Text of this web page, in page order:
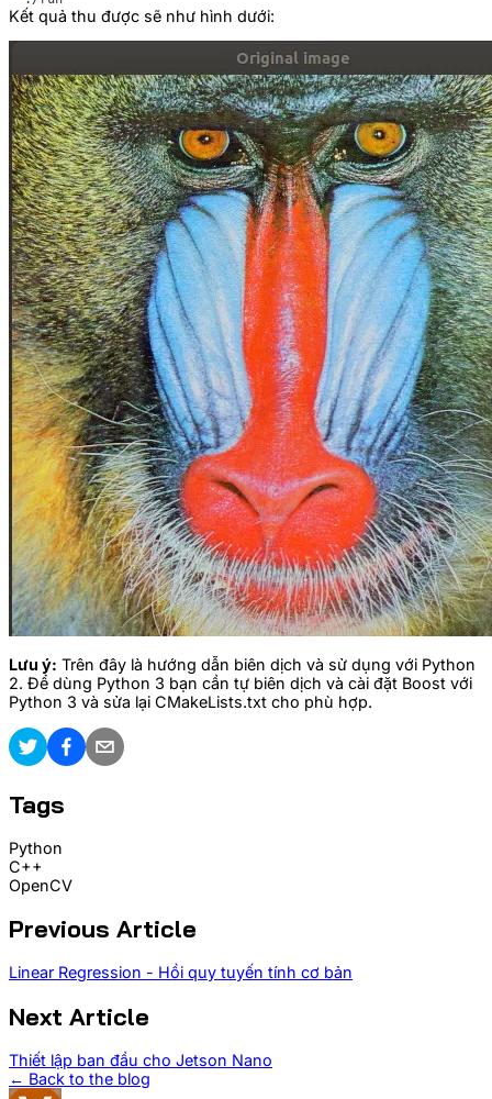
Kết quả thu được sẽ như hình dưới:
Lưu ý: Trên đây là hướng dẫn biên dịch và sử dụng với Python
2. Để dùng Python 3 bạn cần tự biên dịch và cài đặt Boost với
Python 3 và sửa lại CMakeLists.txt cho phù hợp.
Tags
Python
C++
OpenCV
Previous Article
Linear Regression - Hồi quy tuyến tính cơ bản
Next Article
Thiết lập ban đầu cho Jetson Nano
← Back to the blog